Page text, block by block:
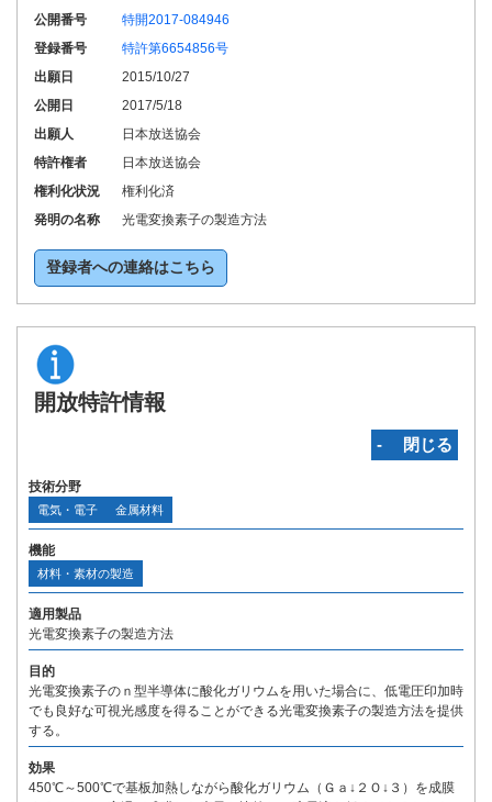
公開番号
特開2017-084946
登録番号
特許第6654856号
出願日
2015/10/27
公開日
2017/5/18
出願人
日本放送協会
特許権者
日本放送協会
権利化状況
権利化済
発明の名称
光電変換素子の製造方法
登録者への連絡はこちら
開放特許情報
‐ 閉じる
技術分野
電気・電子 金属材料
機能
材料・素材の製造
適用製品
光電変換素子の製造方法
目的
光電変換素子のｎ型半導体に酸化ガリウムを用いた場合に、低電圧印加時
でも良好な可視光感度を得ることができる光電変換素子の製造方法を提供
する。
効果
450℃～500℃で基板加熱しながら酸化ガリウム（Ｇａ↓２Ｏ↓３）を成膜